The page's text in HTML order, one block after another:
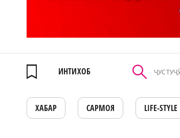
ИНТИХОБ
ХАБАР САРМОЯ LIFE-STYLE